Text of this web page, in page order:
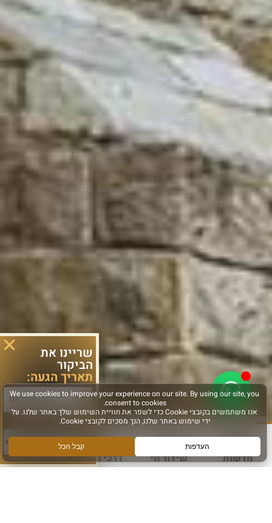
חדשות שידור חי דרכי הגעה עוד
שריינו את
הביקור
תאריך הגעה:
סוג פעילות: